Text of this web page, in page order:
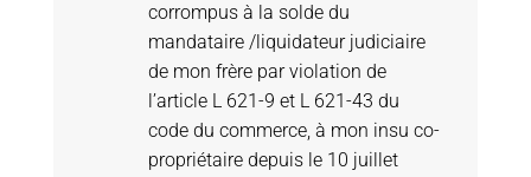
corrompus à la solde du
mandataire /liquidateur judiciaire
de mon frère par violation de
l’article L 621-9 et L 621-43 du
code du commerce, à mon insu co-
propriétaire depuis le 10 juillet